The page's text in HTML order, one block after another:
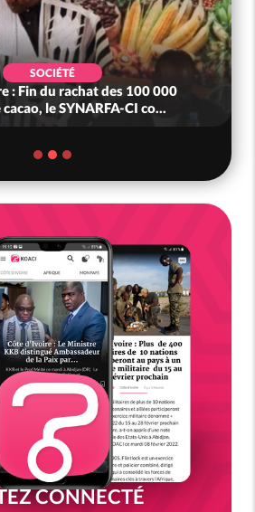
POLITIQUE
23 milliards FCFA de la France
métro d'Abidjan et l...
CONNECTÉ